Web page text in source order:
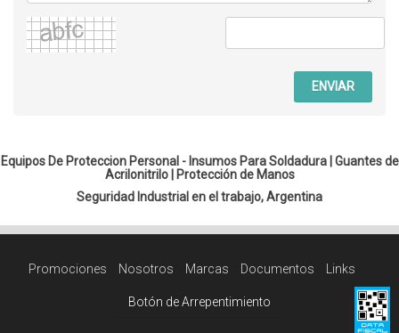
ENVIAR
Equipos De Proteccion Personal - Insumos Para Soldadura | Guantes de
Acrilonitrilo|
Protección de Manos
Seguridad Industrial en el trabajo, Argentina
Promociones Nosotros Marcas Documentos Links
Botón de Arrepentimiento